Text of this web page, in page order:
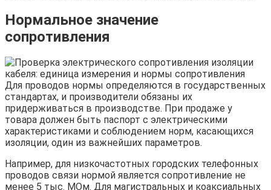
Нормальное значение
сопротивления
Для проводов нормы определяются в государственных
стандартах, и производители обязаны их
придерживаться в производстве. При продаже у
товара должен быть паспорт с электрическими
характеристиками и соблюдением норм, касающихся
изоляции, один из важнейших параметров.
Например, для низкочастотных городских телефонных
проводов связи нормой является сопротивление не
менее 5 тыс. МОм. Для магистральных и коаксиальных